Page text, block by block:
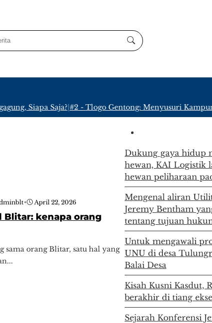
Siapa Saja?|#2 - Tlogo Gentong: Menyusuri
• April 22, 2026
Blitar: kenapa orang
orang Blitar, satu hal yang
Dukung gaya hidup
hewan, KAI Logistik
hewan peliharaan
Mengenal aliran
Jeremy Bentham
tentang tujuan
Untuk mengawali
UNU di desa
Balai Desa
Kisah Kusni Kasdut,
berakhir di tiang
Sejarah Konferensi